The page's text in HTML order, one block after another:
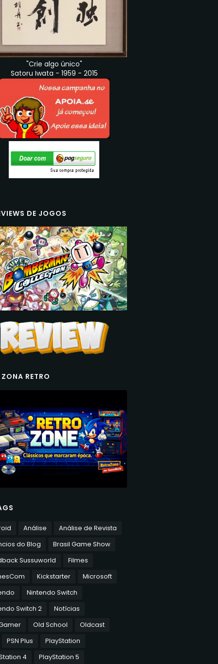
"Crie algo único"
Satoru Iwata - 1959 - 2015
DE JOGOS
RETRO
Análise
Análise de Revista
do Blog
Brasil Game Show
Sussuworld
Filmes
Kickstarter
Microsoft
Nintendo Switch
Switch 2
Notícias
Old School
Oldcast
PSN Plus
PlayStation
4
PlayStation 5